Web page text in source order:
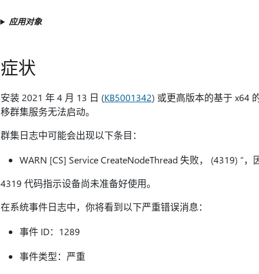
应用对象
症状
安装 2021 年 4 月 13 日 (KB5001342) 或更高版本的基于 x64
移群集服务无法启动。
群集日志中可能会出现以下条目：
WARN [CS] Service CreateNodeThread 失败， (4319) “，
4319 代码指示设备尚未准备好使用。
在系统事件日志中，你将看到以下严重错误消息：
事件 ID：1289
事件类型：严重